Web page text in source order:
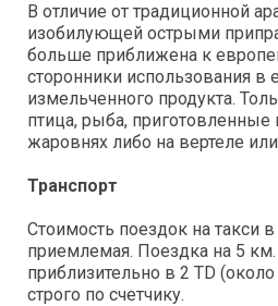
В отличие от традиционной
изобилующей острыми
больше приближена к
сторонники использования в
измельченного продукта.
птица, рыба, приготовленные
жаровнях либо на вертеле
Транспорт
Стоимость поездок на такси
приемлемая. Поездка на 5 км.
приблизительно в 2 TD (около
строго по счетчику.